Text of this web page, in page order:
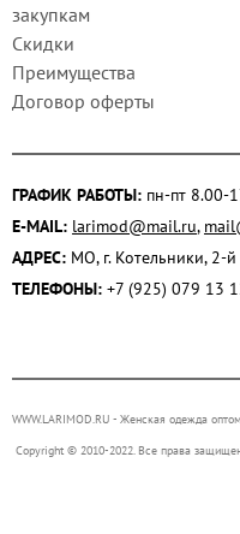
закупкам
Скидки
Преимущества
Договор оферты
ГРАФИК РАБОТЫ: пн-пт 8.00-
E-MAIL: larimod@mail.ru,
АДРЕС: МО, г. Котельники, 2-
ТЕЛЕФОНЫ: +7 (925) 079 13
WWW.LARIMOD.RU - Женская одежда
Copyright © 2010-2022. Все права